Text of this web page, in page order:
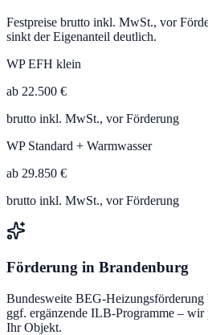
Festpreise brutto inkl. MwSt., vor
sinkt der Eigenanteil deutlich.
WP EFH klein
ab 22.500 €
brutto inkl. MwSt., vor Förderung
WP Standard + Warmwasser
ab 29.850 €
brutto inkl. MwSt., vor Förderung
Förderung in Brandenburg
Bundesweite BEG-
ggf. ergänzende ILB-Programme –
Ihr Objekt.